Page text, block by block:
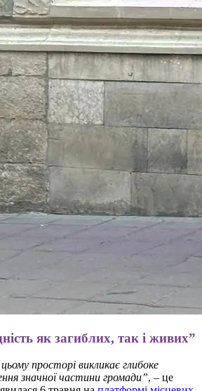
як загиблих, так і живих”
просторі викликає глибоке
значної частини громади”, – це